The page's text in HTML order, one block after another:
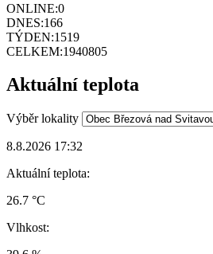
ONLINE:0
DNES:166
TÝDEN:1519
CELKEM:1940805
Aktuální teplota
Výběr lokality
8.8.2026 17:32
Aktuální teplota:
26.7 °C
Vlhkost: